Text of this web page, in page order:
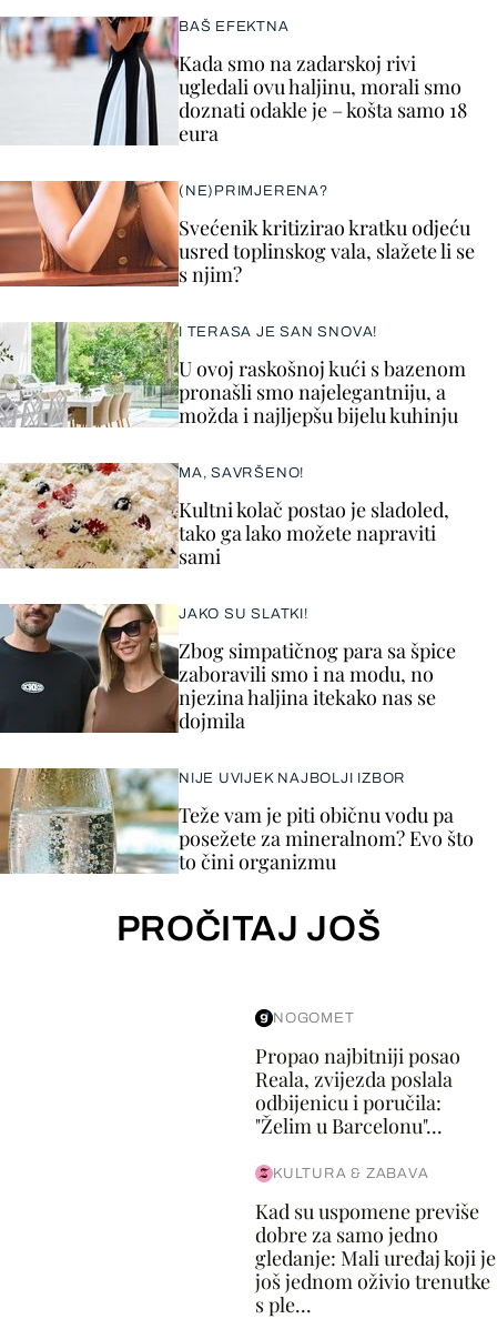
BAŠ EFEKTNA
Kada smo na zadarskoj rivi
ugledali ovu haljinu, morali smo
doznati odakle je – košta samo 18
eura
(NE)PRIMJERENA?
Svećenik kritizirao kratku odjeću
usred toplinskog vala, slažete li se
s njim?
I TERASA JE SAN SNOVA!
U ovoj raskošnoj kući s bazenom
pronašli smo najelegantniju, a
možda i najljepšu bijelu kuhinju
MA, SAVRŠENO!
Kultni kolač postao je sladoled,
tako ga lako možete napraviti
sami
JAKO SU SLATKI!
Zbog simpatičnog para sa špice
zaboravili smo i na modu, no
njezina haljina itekako nas se
dojmila
NIJE UVIJEK NAJBOLJI IZBOR
Teže vam je piti običnu vodu pa
posežete za mineralnom? Evo što
to čini organizmu
PROČITAJ JOŠ
NOGOMET
Propao najbitniji posao
Reala, zvijezda poslala
odbijenicu i poručila:
"Želim u Barcelonu"...
KULTURA & ZABAVA
Kad su uspomene previše
dobre za samo jedno
gledanje: Mali uređaj koji je
još jednom oživio trenutke
s ple...